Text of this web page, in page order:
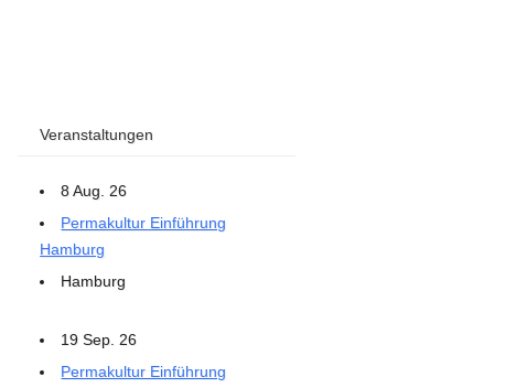
Veranstaltungen
8 Aug. 26
Permakultur Einführung
Hamburg
Hamburg
19 Sep. 26
Permakultur Einführung